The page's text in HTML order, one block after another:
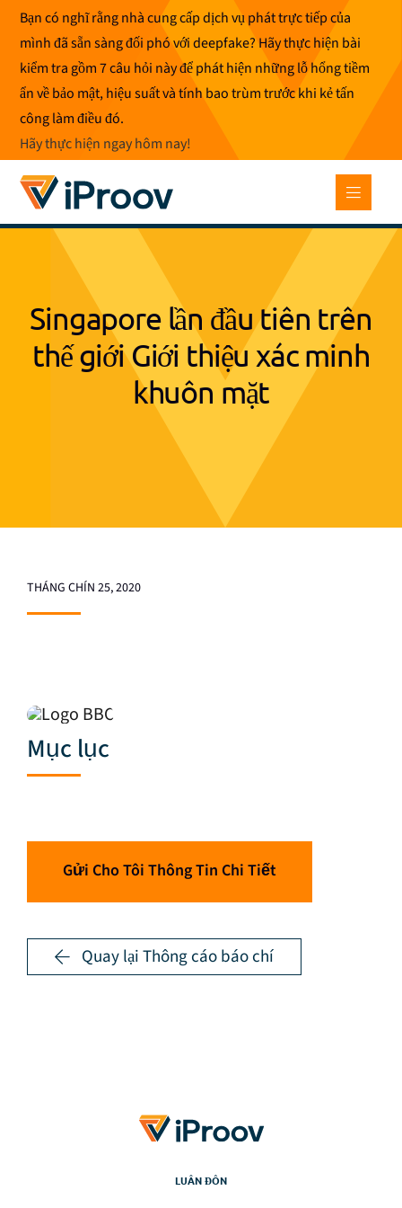
qua
phần
nội
dung
Bạn có nghĩ rằng nhà cung cấp dịch vụ phát trực tiếp của
mình đã sẵn sàng đối phó với deepfake? Hãy thực hiện bài
kiểm tra gồm 7 câu hỏi này để phát hiện những lỗ hổng tiềm
ẩn về bảo mật, hiệu suất và tính bao trùm trước khi kẻ tấn
công làm điều đó.
Hãy thực hiện ngay hôm nay!
Singapore lần đầu tiên trên
thế giới Giới thiệu xác minh
khuôn mặt
THÁNG CHÍN 25, 2020
Mục lục
Gửi Cho Tôi Thông Tin Chi Tiết
Quay lại Thông cáo báo chí
LUÂN ĐÔN